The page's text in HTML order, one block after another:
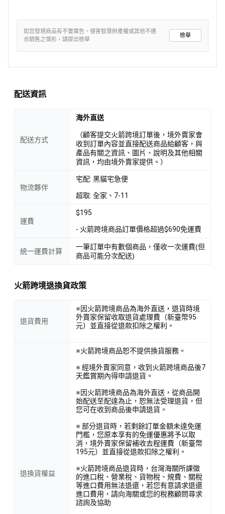
如您發現商品有不實廣告、侵害智慧財產權或其他不適
合銷售之情形，請提出檢舉
檢舉
配送資訊
配送方式
海外直送
（顧客提交火箭跨境訂單後，境外賣家會
收到訂單內容並直接配送商品給顧客，與
產品有關之資訊、圖片、說明及其他相關
資訊，均由境外賣家提供。）
物流夥伴
宅配: 黑貓宅急便
超取: 全家、7-11
運費
$195
- 火箭跨境商品訂單價格超過$690免運費
統一運費計算
一筆訂單中有數個商品，僅收一次運費(但
商品可能分次配送)
火箭跨境退換貨政策
退貨費用
※因火箭跨境商品為海外直送，退貨時境
外賣家保留收取退貨處理費（新臺幣95
元）並直接從退款扣除之權利。
退換貨權益
※火箭跨境商品恕不提供換貨服務。
※ 經境外賣家同意，收到火箭跨境商品後7
天鑑賞期內得申請退貨。
※因火箭跨境商品為海外直送，從商品開
始配送至配達為止，恕無法受理退貨，但
您可在收到商品後申請退貨。
※ 部分退貨時，若剩餘訂單金額未達免運
門檻，您原本享有的免運優惠將予以取
消，境外賣家保留補收去程運費（新臺幣
195元）並直接從退款扣除之權利。
※火箭跨境商品退貨時，台灣海關所課徵
的進口稅、營業稅、貨物稅、規費、關稅
等進口費用無法退還，若您有意請求退還
進口費用，請向海關或您的稅務顧問尋求
諮詢及協助